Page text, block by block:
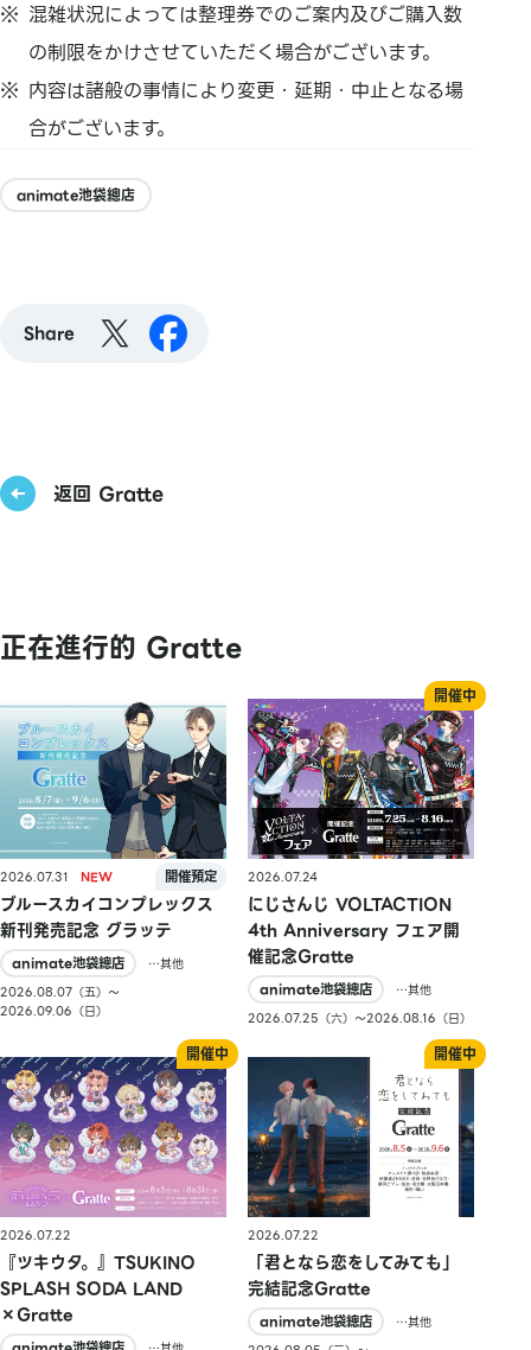
混雑状況によっては整理券でのご案内及びご購入数
の制限をかけさせていただく場合がございます。
内容は諸般の事情により変更・延期・中止となる場
合がございます。
animate池袋總店
Share
返回 Gratte
正在進行的 Gratte
2026.07.31
ブルースカイコンプレックス
新刊発売記念 グラッテ
animate池袋總店
…其他
2026.08.07（五）〜
2026.09.06（日）
2026.07.24
にじさんじ VOLTACTION
4th Anniversary フェア開
催記念Gratte
animate池袋總店
…其他
2026.07.25（六）〜2026.08.16（日）
2026.07.22
『ツキウタ。』TSUKINO
SPLASH SODA LAND
×Gratte
2026.07.22
「君となら恋をしてみても」
完結記念Gratte
animate池袋總店
…其他